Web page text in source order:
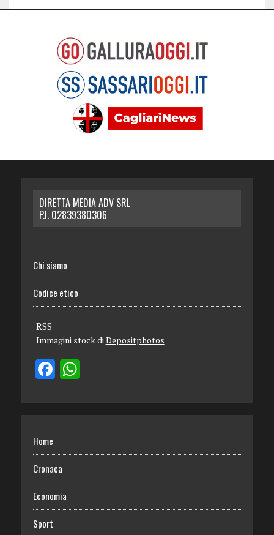
DIRETTA MEDIA ADV SRL
P.I. 02839380306
Chi siamo
Codice etico
RSS
Immagini stock diDepositphotos
Home
Cronaca
Economia
Sport